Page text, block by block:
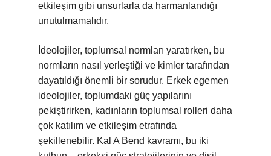
etkileşim gibi unsurlarla da harmanlandığı
unutulmamalıdır.
İdeolojiler, toplumsal normları yaratırken, bu
normların nasıl yerleştiği ve kimler tarafından
dayatıldığı önemli bir sorudur. Erkek egemen
ideolojiler, toplumdaki güç yapılarını
pekiştirirken, kadınların toplumsal rolleri daha
çok katılım ve etkileşim etrafında
şekillenebilir. Kal A Bend kavramı, bu iki